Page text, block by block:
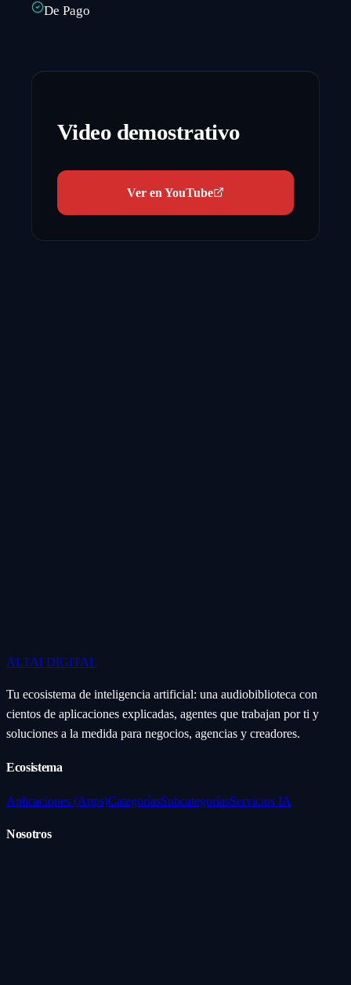
De Pago
Video demostrativo
Ver en YouTube
ALTAI DIGITAL
Tu ecosistema de inteligencia artificial: una audiobiblioteca con
cientos de aplicaciones explicadas, agentes que trabajan por ti y
soluciones a la medida para negocios, agencias y creadores.
Ecosistema
Aplicaciones (Apps)CategoríasSubcategoríasServicios IA
Nosotros